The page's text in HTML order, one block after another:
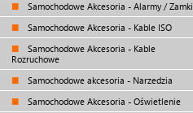
Samochodowe Akcesoria - Alarmy / Zamki
Samochodowe Akcesoria - Kable ISO
Samochodowe Akcesoria - Kable
Rozruchowe
Samochodowe akcesoria - Narzedzia
Samochodowe Akcesoria - Oświetlenie